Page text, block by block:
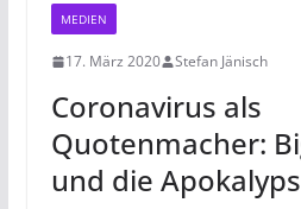
MEDIEN
17. März 2020 Stefan Jänisch
Coronavirus als
Quotenmacher:
und die